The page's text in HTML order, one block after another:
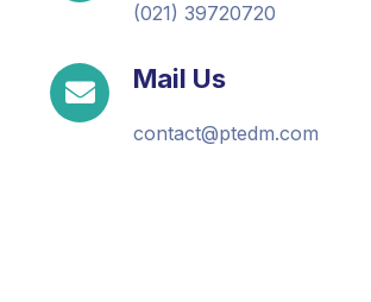
(021) 39720720
Mail Us
contact@ptedm.com